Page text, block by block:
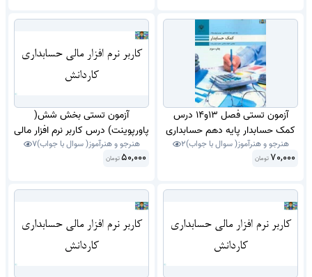
سال های قبل از 1400( کمک
حسابدار مجموعه نهم) .
آزمون تستی فصل 13و14 درس
کمک حسابدار پایه دهم حسابداری
شاخه کاردانش خرداد ماه 1403 با
هنرجو و هنرآموز( سوال با جواب)2
70,000تومان
آزمون تستی بخش شش(
پاورپوینت) درس کاربر نرم افزار مالی
پایه دهم حسابداری شاخه کاردانش
اردیبهشت 1404 با جواب.
هنرجو و هنرآموز( سوال با جواب)7
50,000تومان